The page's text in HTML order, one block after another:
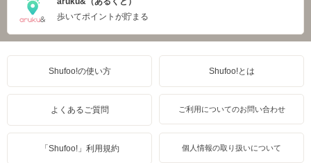
歩いてポイントが貯まる
Shufoo!の使い方 Shufoo!とは
よくあるご質問 ご利用についてのお問い合わせ
「Shufoo!」利用規約 個人情報の取り扱いについて